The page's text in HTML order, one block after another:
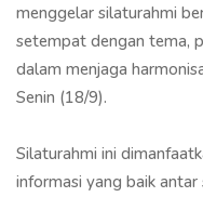
menggelar silaturahmi
setempat dengan tema,
dalam menjaga
Senin (18/9).
Silaturahmi ini
informasi yang baik